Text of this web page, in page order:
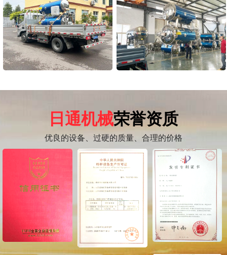
日通机械荣誉资质
优良的设备、过硬的质量、合理的价格